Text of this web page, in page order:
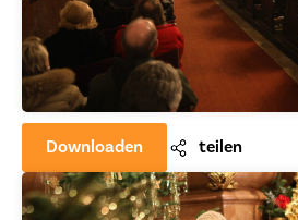
Downloaden teilen